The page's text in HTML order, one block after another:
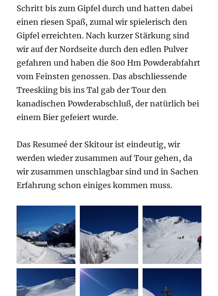
Schritt bis zum Gipfel durch und hatten dabei
einen riesen Spaß, zumal wir spielerisch den
Gipfel erreichten. Nach kurzer Stärkung sind
wir auf der Nordseite durch den edlen Pulver
gefahren und haben die 800 Hm Powderabfahrt
vom Feinsten genossen. Das abschliessende
Treeskiing bis ins Tal gab der Tour den
kanadischen Powderabschluß, der natürlich bei
einem Bier gefeiert wurde.
Das Resumeé der Skitour ist eindeutig, wir
werden wieder zusammen auf Tour gehen, da
wir zusammen unschlagbar sind und in Sachen
Erfahrung schon einiges kommen muss.